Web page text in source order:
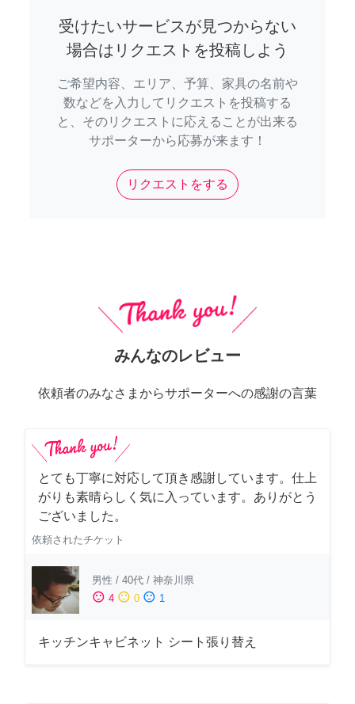
受けたいサービスが見つからない
場合はリクエストを投稿しよう
ご希望内容、エリア、予算、家具の名前や
数などを入力してリクエストを投稿する
と、そのリクエストに応えることが出来る
サポーターから応募が来ます！
リクエストをする
みんなのレビュー
依頼者のみなさまからサポーターへの感謝の言葉
とても丁寧に対応して頂き感謝しています。仕上
がりも素晴らしく気に入っています。ありがとう
ございました。
依頼されたチケット
男性 / 40代 / 神奈川県
sentiment_satisfied 4 sentiment_neutral 0 sentiment_dissatisfied 1
キッチンキャビネット シート張り替え